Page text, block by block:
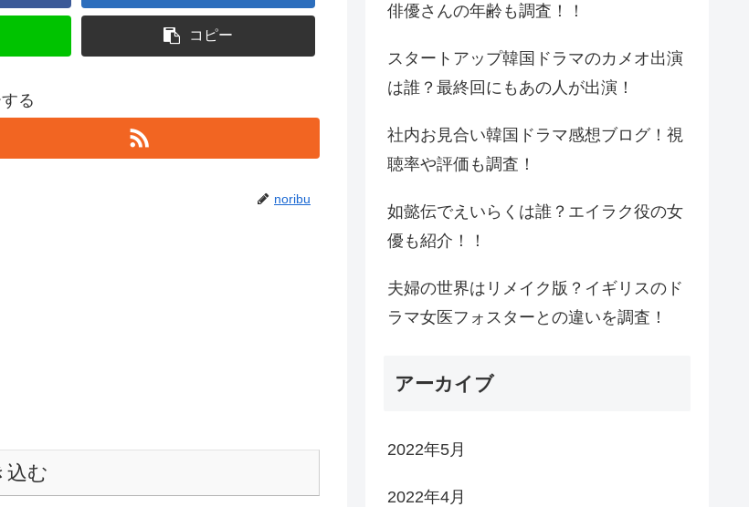
コピー
る
noribu
込む
俳優さんの年齢も調査！！
スタートアップ韓国ドラマのカメオ出演
は誰？最終回にもあの人が出演！
社内お見合い韓国ドラマ感想ブログ！視
聴率や評価も調査！
如懿伝でえいらくは誰？エイラク役の女
優も紹介！！
夫婦の世界はリメイク版？イギリスのド
ラマ女医フォスターとの違いを調査！
アーカイブ
2022年5月
2022年4月